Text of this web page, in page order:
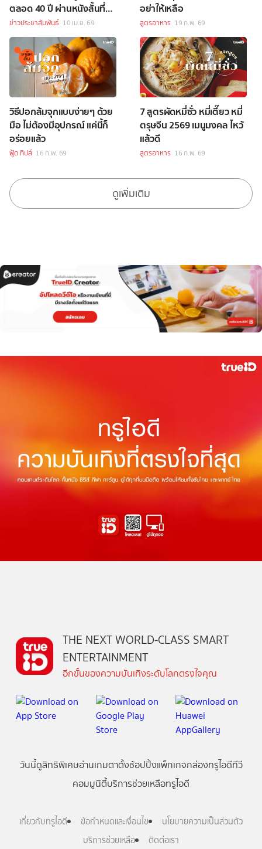
ตลอด 40 ปี ผ่านหนังสั้นที่
เปลี่ยน "กรอบรูป" เป็น
Brand Asset ที่ทรงพลังที่สุด
ข่าวประชาสัมพันธ์ 10 เม.ย. 69
อย่าให้เหลือ
สูตรอาหาร 19 ก.พ. 69
วิธีปอกส้มจุกแบบง่ายๆ ด้วย
มือ ไม่ต้องมีอุปกรณ์ แค่นี้ก็
อร่อยแล้ว
ฟู้ด ทิปส์ 16 ก.พ. 69
7 สูตรผัดหมี่ซั่ว หมี่เตี๊ยว หมี่
ตรุษจีน 2569 เมนูมงคล ไหว้
แล้วดี
สูตรอาหาร 16 ก.พ. 69
ดูเพิ่มเติม
THE NEXT WORLD-CLASS SMART
ENTERTAINMENT
อีกขั้นของความบันเทิงระดับโลกตรงใจคุณ
วันนี้ดูสิทธิพิเศษอ่านเกมตาตั้งช้อปปิ้งแพ็กเกจกล่องทรูไอดีทีวี
คอมมูนิตี้บริการช่วยเหลือทรูไอดี
เกี่ยวกับทรูไอดี ข้อกำหนดและเงื่อนไข
นโยบายความเป็นส่วนตัว
บริการช่วยเหลือ
ติดต่อเรา